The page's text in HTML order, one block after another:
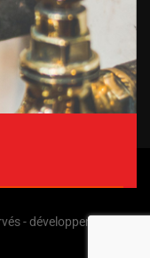
- développement par